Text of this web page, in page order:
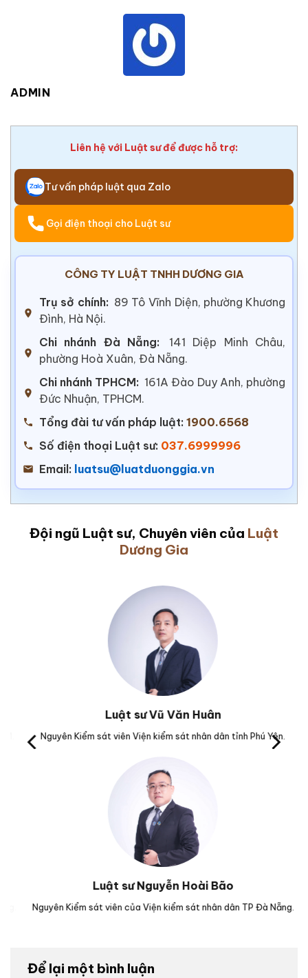
ADMIN
Liên hệ với Luật sư để được hỗ trợ:
Tư vấn pháp luật qua Zalo
Gọi điện thoại cho Luật sư
CÔNG TY LUẬT TNHH DƯƠNG GIA
Trụ sở chính: 89 Tô Vĩnh Diện, phường Khương
Đình, Hà Nội.
Chi nhánh Đà Nẵng:
141 Diệp Minh Châu,
phường Hoà Xuân, Đà Nẵng.
Chi nhánh TPHCM: 161A Đào Duy Anh, phường
Đức Nhuận, TPHCM.
Tổng đài tư vấn pháp luật: 1900.6568
Số điện thoại Luật sư: 037.6999996
Email: luatsu@luatduonggia.vn
Đội ngũ Luật sư, Chuyên viên của Luật
Dương Gia
Luật sư Vũ Văn Huân
Nguyên Kiểm sát viên Viện kiểm sát nhân dân tỉnh Phú Yên.
Luật sư Nguyễn Hoài Bão
Nguyên Kiểm sát viên của Viện kiểm sát nhân dân TP Đà Nẵng.
Để lại một bình luận